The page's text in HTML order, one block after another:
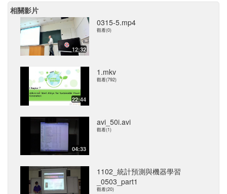
相關影片
12:32
0315-5.mp4
觀看(0)
22:44
1.mkv
觀看(792)
04:33
avi_50i.avi
觀看(1)
1102_統計預測與機器學習
_0503_part1
觀看(20)